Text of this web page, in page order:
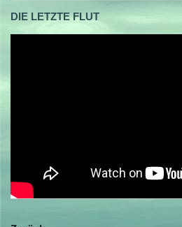
DIE LETZTE FLUT